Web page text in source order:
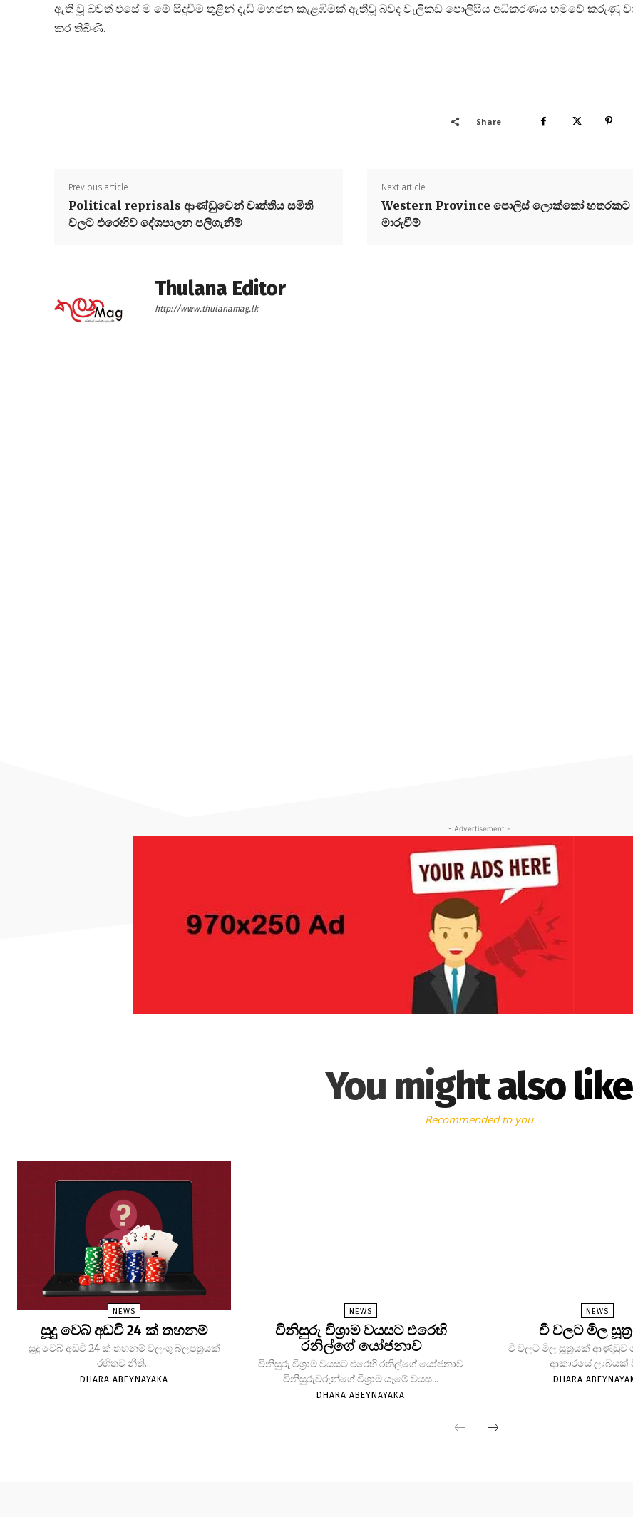
ඇති වූ බවත් එසේ ම මේ සිදුවීම තුළින් දැඩි මහජන කැළඹීමක් ඇතිවූ බවද වැලිකඩ පොලිසිය අධිකරණය හමුවේ කරුණු
කර තිබිණි.
Share
Previous article
Political reprisals ආණ්ඩුවෙන් වෘත්තිය සමිති
වලට එරෙහිව දේශපාලන පලිගැනීම්
Next article
Western Province පොලිස් ලොක්කෝ හතරකට
මාරුවීම්
Thulana Editor
http://www.thulanamag.lk
- Advertisement -
You might also like
Recommended to you
NEWS
සූදු වෙබ් අඩවි 24 ක් තහනම්
සූදු වෙබ් අඩවි 24 ක් තහනම් වලංගු බලපත්‍රයක්
රහිතව නීති...
DHARA ABEYNAYAKA
NEWS
විනිසුරු විශ්‍රාම වයසට එරෙහි
රනිල්ගේ යෝජනාව
විනිසුරු විශ්‍රාම වයසට එරෙහි රනිල්ගේ යෝජනාව
විනිසුරුවරුන්ගේ විශ්‍රාම යෑමේ වයස...
DHARA ABEYNAYAKA
NEWS
වී වලට මිල
වී වලට මිල සූත්‍රයක් ආණුඩුව
ආකාරයේ ලාබයක්
DHARA